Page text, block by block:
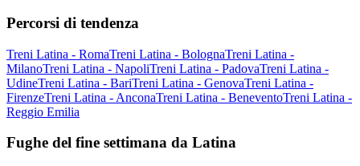
Percorsi di tendenza
Treni Latina - RomaTreni Latina - BolognaTreni Latina -
MilanoTreni Latina - NapoliTreni Latina - PadovaTreni Latina -
UdineTreni Latina - BariTreni Latina - GenovaTreni Latina -
FirenzeTreni Latina - AnconaTreni Latina - BeneventoTreni Latina -
Reggio Emilia
Fughe del fine settimana da Latina